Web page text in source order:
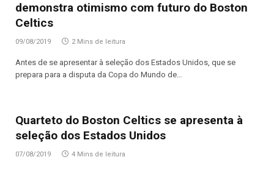
demonstra otimismo com futuro do Boston
Celtics
09/08/2019 2 Mins de leitura
Antes de se apresentar à seleção dos Estados Unidos, que se
prepara para a disputa da Copa do Mundo de…
Quarteto do Boston Celtics se apresenta à
seleção dos Estados Unidos
07/08/2019 4 Mins de leitura